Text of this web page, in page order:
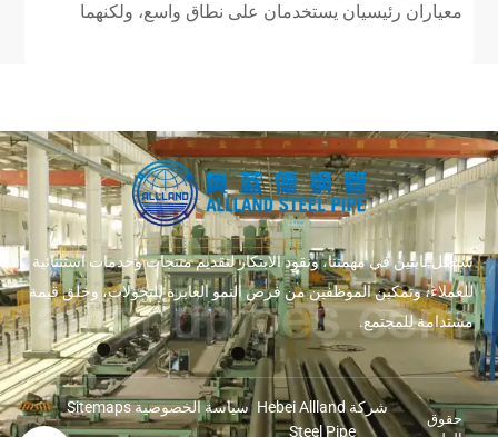
معياران رئيسيان يستخدمان على نطاق واسع، ولكنهما
سنظل ثابتين في مهمتنا، ونقود الابتكار لتقديم منتجات وخدمات استثنائية
للعملاء، وتمكين الموظفين من فرص النمو العابرة للتحولات، وخلق قيمة
مستدامة للمجتمع.
حقوق
شركة Hebei Allland
Steel Pipe
سياسة الخصوصيةSitemaps